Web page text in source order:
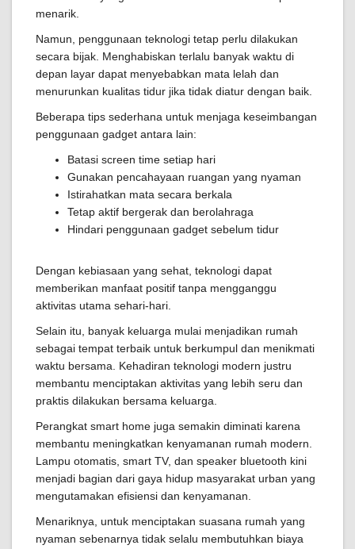
menarik.
Namun, penggunaan teknologi tetap perlu dilakukan
secara bijak. Menghabiskan terlalu banyak waktu di
depan layar dapat menyebabkan mata lelah dan
menurunkan kualitas tidur jika tidak diatur dengan baik.
Beberapa tips sederhana untuk menjaga keseimbangan
penggunaan gadget antara lain:
Batasi screen time setiap hari
Gunakan pencahayaan ruangan yang nyaman
Istirahatkan mata secara berkala
Tetap aktif bergerak dan berolahraga
Hindari penggunaan gadget sebelum tidur
Dengan kebiasaan yang sehat, teknologi dapat
memberikan manfaat positif tanpa mengganggu
aktivitas utama sehari-hari.
Selain itu, banyak keluarga mulai menjadikan rumah
sebagai tempat terbaik untuk berkumpul dan menikmati
waktu bersama. Kehadiran teknologi modern justru
membantu menciptakan aktivitas yang lebih seru dan
praktis dilakukan bersama keluarga.
Perangkat smart home juga semakin diminati karena
membantu meningkatkan kenyamanan rumah modern.
Lampu otomatis, smart TV, dan speaker bluetooth kini
menjadi bagian dari gaya hidup masyarakat urban yang
mengutamakan efisiensi dan kenyamanan.
Menariknya, untuk menciptakan suasana rumah yang
nyaman sebenarnya tidak selalu membutuhkan biaya